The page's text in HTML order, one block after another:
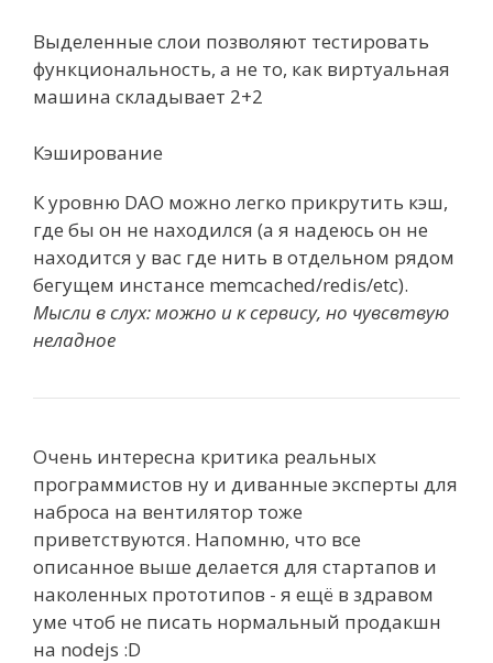
Выделенные слои позволяют тестировать
функциональность, а не то, как виртуальная
машина складывает 2+2
Кэширование
К уровню DAO можно легко прикрутить кэш,
где бы он не находился (а я надеюсь он не
находится у вас где нить в отдельном рядом
бегущем инстансе memcached/redis/etc).
Мысли в слух: можно и к сервису, но чувсвтвую
неладное
Очень интересна критика реальных
программистов ну и диванные эксперты для
наброса на вентилятор тоже
приветствуются. Напомню, что все
описанное выше делается для стартапов и
наколенных прототипов - я ещё в здравом
уме чтоб не писать нормальный продакшн
на nodejs :D